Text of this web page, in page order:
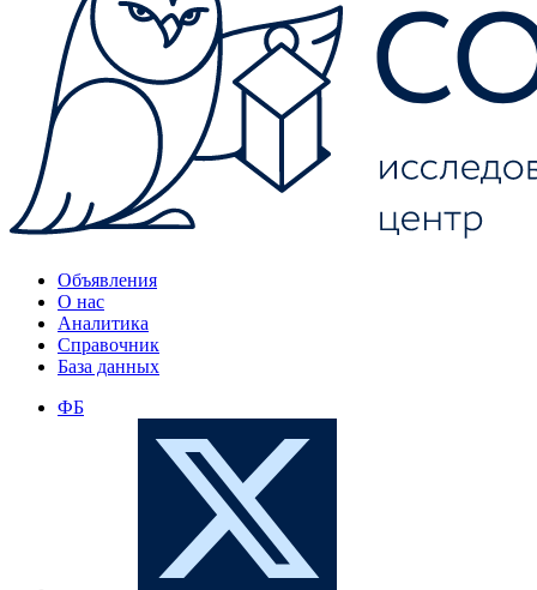
Объявления
О нас
Аналитика
Справочник
База данных
ФБ